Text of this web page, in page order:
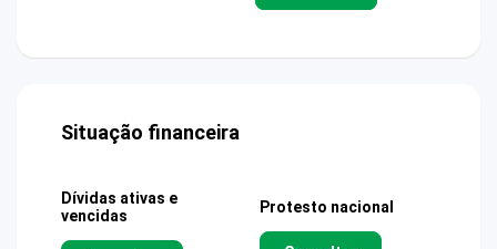
Situação financeira
Dívidas ativas e
vencidas
Protesto nacional